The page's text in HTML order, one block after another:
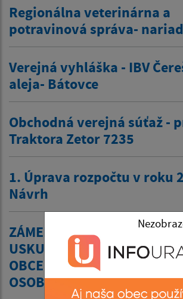
Regionálna veterinárna a
potravinová správa-
Verejná vyhláška - IBV
aleja- Bátovce
Obchodná verejná súťaž -
Traktora Zetor 7235
1. Úprava rozpočtu v roku
Návrh
ZÁMER OBCE BÁTOVCE
USKUTOČNIŤ PREVOD
OBCE Z DOVODU HODNÉHO
OSOBITNÉHO ZRETEĽA